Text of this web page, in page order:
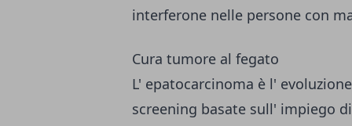
interferone nelle persone con
Cura tumore al fegato
L' epatocarcinoma è l'
screening basate sull' impiego